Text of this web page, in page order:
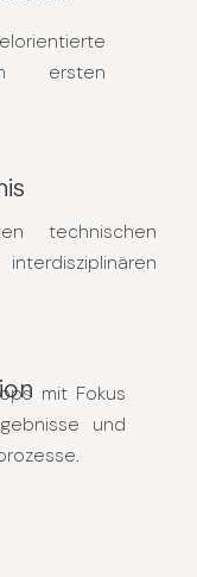
ersten
technischen
mit Fokus
und